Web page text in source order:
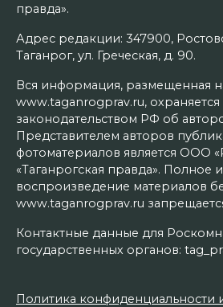
правда».
Адрес редакции: 347900,
Таганрог, ул. Греческая, д. 90.
Вся информация, размещенная
www.taganrogprav.ru, охраняется
законодательством РФ об
Представителем авторов
фотоматериалов является ООО
«Таганрогская правда». Полное
воспроизведение материалов
www.taganrogprav.ru
Контактные данные для
государственных органов:
Политика конфиденциальности